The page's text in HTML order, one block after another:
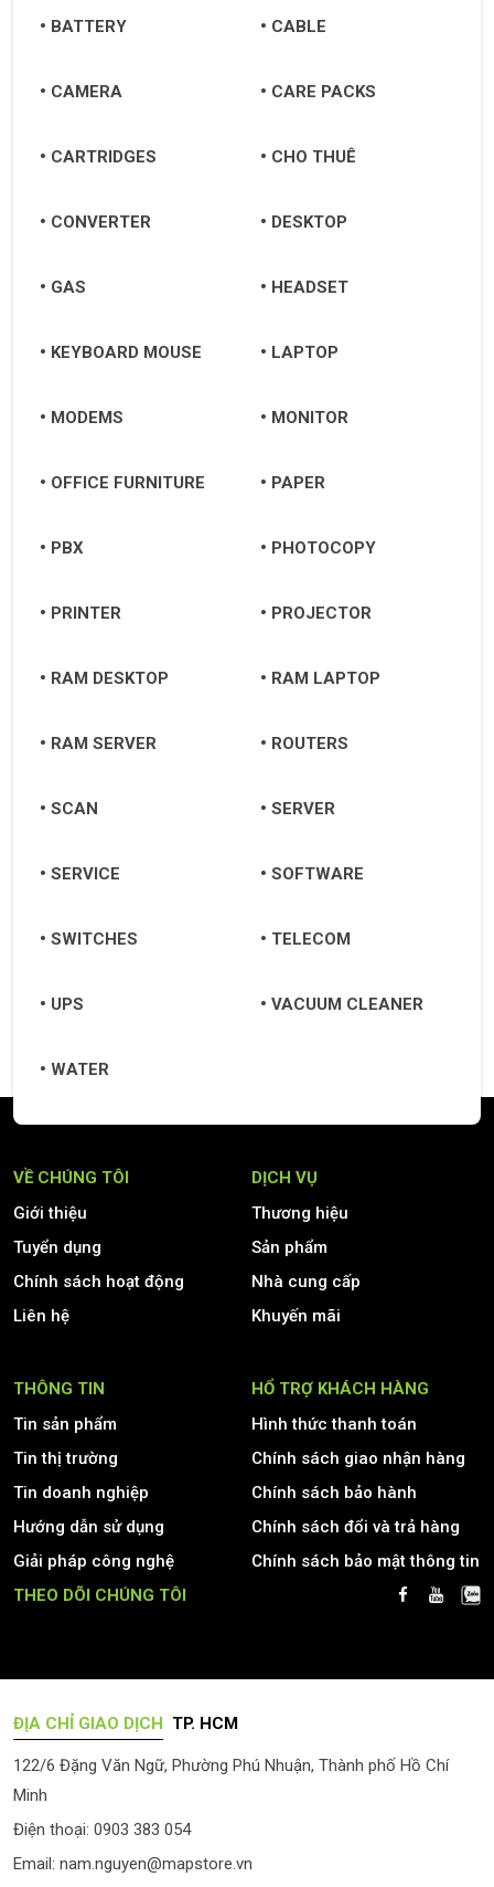
BATTERY CABLE
CAMERA CARE PACKS
CARTRIDGES CHO THUÊ
CONVERTER DESKTOP
GAS HEADSET
KEYBOARD MOUSE LAPTOP
MODEMS MONITOR
OFFICE FURNITURE PAPER
PBX PHOTOCOPY
PRINTER PROJECTOR
RAM DESKTOP RAM LAPTOP
RAM SERVER ROUTERS
SCAN SERVER
SERVICE SOFTWARE
SWITCHES TELECOM
UPS VACUUM CLEANER
WATER
VỀ CHÚNG TÔI
Giới thiệu
Tuyển dụng
Chính sách hoạt động
Liên hệ
DỊCH VỤ
Thương hiệu
Sản phẩm
Nhà cung cấp
Khuyến mãi
THÔNG TIN
Tin sản phẩm
Tin thị trường
Tin doanh nghiệp
Hướng dẫn sử dụng
Giải pháp công nghệ
HỔ TRỢ KHÁCH HÀNG
Hình thức thanh toán
Chính sách giao nhận hàng
Chính sách bảo hành
Chính sách đổi và trả hàng
Chính sách bảo mật thông tin
THEO DÕI CHÚNG TÔI
ĐỊA CHỈ GIAO DỊCH TP. HCM
122/6 Đặng Văn Ngữ, Phường Phú Nhuận, Thành phố Hồ Chí
Minh
Điện thoại: 0903 383 054
Email: nam.nguyen@mapstore.vn